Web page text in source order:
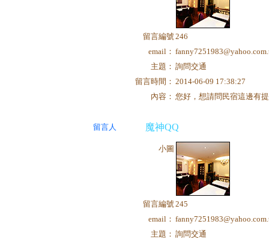
留言編號246
email：
主題： 詢問交通
留言時間： 2014-06-09 17:38:27
內容： 您好，想請問民宿這邊有
留言人 魔神QQ
小圖
留言編號245
email：
主題： 詢問交通